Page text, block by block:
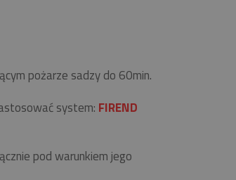
pożarze sadzy do 60min.
system: FIREND
pod warunkiem jego